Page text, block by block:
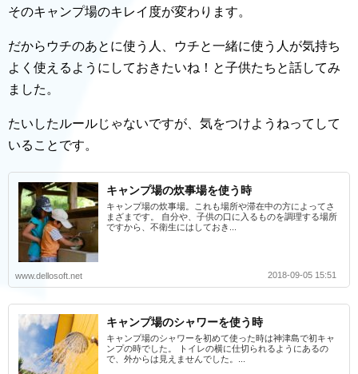
そのキャンプ場のキレイ度が変わります。
だからウチのあとに使う人、ウチと一緒に使う人が気持ち
よく使えるようにしておきたいね！と子供たちと話してみ
ました。
たいしたルールじゃないですが、気をつけようねってして
いることです。
キャンプ場の炊事場を使う時
キャンプ場の炊事場。これも場所や滞在中の方によってさ
まざまです。 自分や、子供の口に入るものを調理する場所
ですから、不衛生にはしておき...
www.dellosoft.net 2018-09-05 15:51
キャンプ場のシャワーを使う時
キャンプ場のシャワーを初めて使った時は神津島で初キャ
ンプの時でした。 トイレの横に仕切られるようにあるの
で、外からは見えませんでした。...